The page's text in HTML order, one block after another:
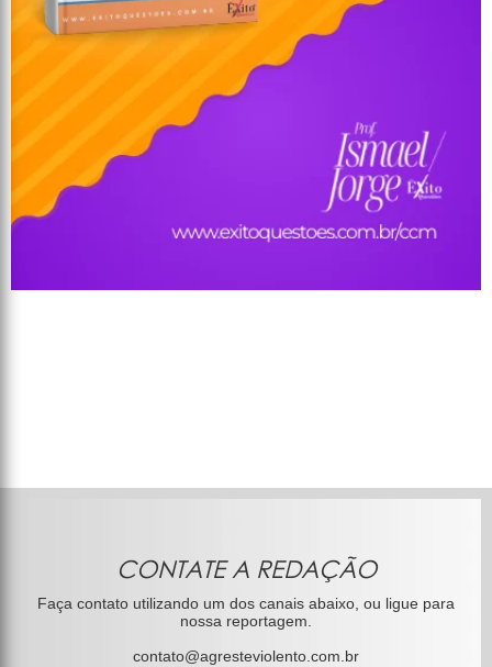
CONTATE A REDAÇÃO
Faça contato utilizando um dos canais abaixo, ou ligue para
nossa reportagem.
contato@agresteviolento.com.br